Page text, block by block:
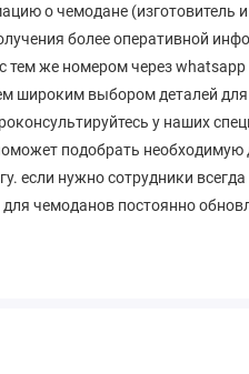
о чемодане (изготовитель
более оперативной
тем же номером через
широким выбором деталей
у наших
подобрать
если нужно сотрудники
чемоданов постоянно